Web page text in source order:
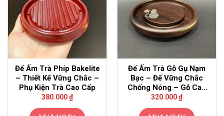
Đế Ấm Trà Phíp Bakelite
– Thiết Kế Vững Chắc –
Phụ Kiện Trà Cao Cấp
380.000₫
Đế Ấm Trà Gỗ Gụ Nạm
Bạc – Đế Vững Chắc
Chống Nóng – Gỗ Cao
Cấp
320.000₫